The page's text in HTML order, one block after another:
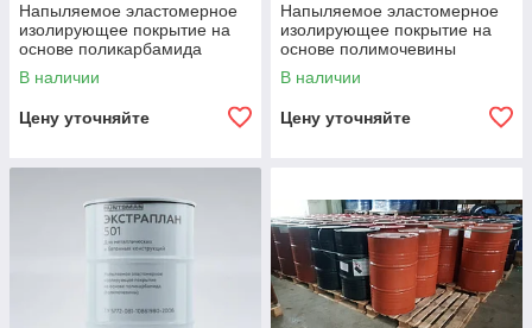
Напыляемое эластомерное
изолирующее покрытие на
основе поликарбамида
Экстраплан 503
В наличии
Цену уточняйте
Напыляемое эластомерное
изолирующее покрытие на
основе полимочевины
Экстраплан 505
В наличии
Цену уточняйте